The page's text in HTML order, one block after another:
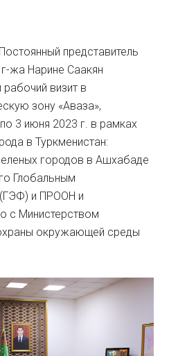
Постоянный представитель
жа Нарине Саакян
визит в
зону «Аваза»,
3 июня 2023 г. в рамках
в Туркменистан:
городов в Ашхабаде
Глобальным
и ПРООН и
с Министерством
окружающей среды